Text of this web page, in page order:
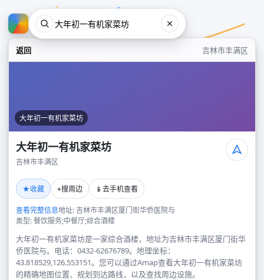
返回 吉林市丰满区
大年初一有机家菜坊
大年初一有机家菜坊
吉林市丰满区
★收藏 ⌖搜周边 📱 去手机查看
查看完整信息地址: 吉林市丰满区厦门街华侨医院与
类型: 餐饮服务;中餐厅;综合酒楼
大年初一有机家菜坊是一家综合酒楼，地址为吉林市丰满区厦门街华
侨医院与。电话：0432-62676789。地理坐标：
43.818529,126.553151。您可以通过Amap查看大年初一有机家菜坊
的精确地图位置、规划到达路线，以及查找周边设施。